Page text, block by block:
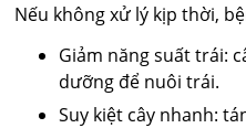
Nếu không xử lý kịp thời,
Giảm năng suất trái:
dưỡng để nuôi trái.
Suy kiệt cây nhanh: